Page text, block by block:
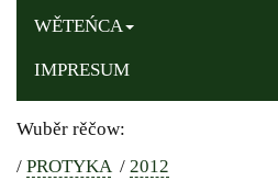
WĚTEŃCA
IMPRESUM
Wuběr rěčow:
/ PROTYKA/ 2012